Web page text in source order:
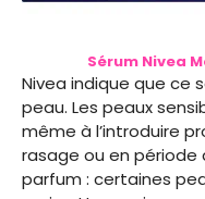
Sérum Nivea
Nivea indique que ce
peau. Les peaux
même à l’introduire
rasage ou en période
parfum : certaines